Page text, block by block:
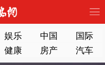
娱乐 中国
国际
健康 房产 汽车